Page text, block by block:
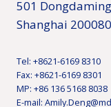
501
Shanghai
Tel: +8621-6169 8310
Fax: +8621-6169 8301
MP: +86 136 5168 8038
E-mail: